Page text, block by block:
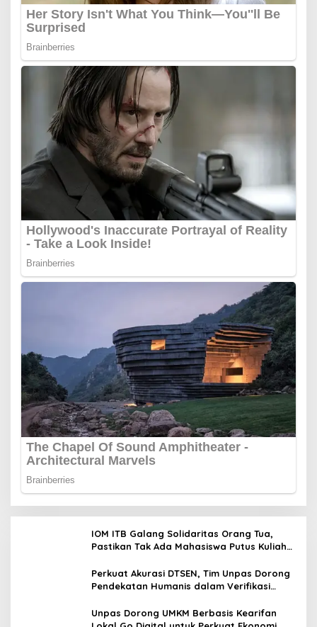
IOM ITB Galang Solidaritas Orang Tua,
Pastikan Tak Ada Mahasiswa Putus Kuliah
Perkuat Akurasi DTSEN, Tim Unpas Dorong
Pendekatan Humanis dalam Verifikasi
Unpas Dorong UMKM Berbasis Kearifan